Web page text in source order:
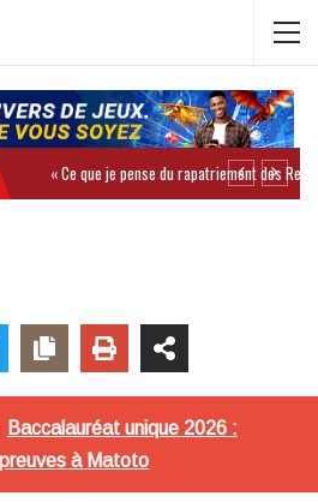
Baccalauréat unique 2026 :
à Matoto